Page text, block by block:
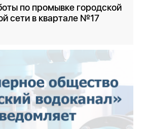
по промывке городской
сети в квартале №17